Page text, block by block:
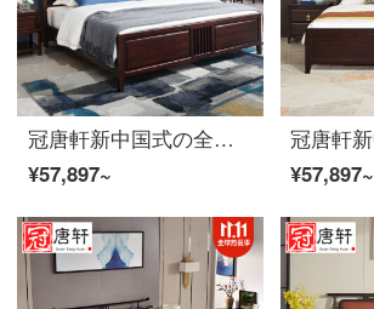
冠唐軒新中国式の全実木ベッドは現代で簡単で約1.8メートルの大きいベッドの皮質のダブルベッドの主な寝室の家は別荘のホテルの豪邸の家具を詰めて1.8*2.0メートル注文します。
¥57,897~
¥57,897~